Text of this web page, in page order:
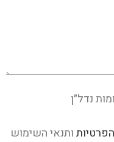
נדל״ן
ותנאי השימוש